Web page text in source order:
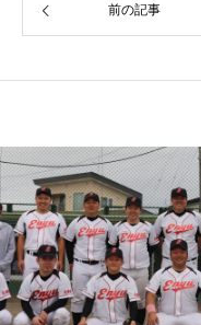
前の記事